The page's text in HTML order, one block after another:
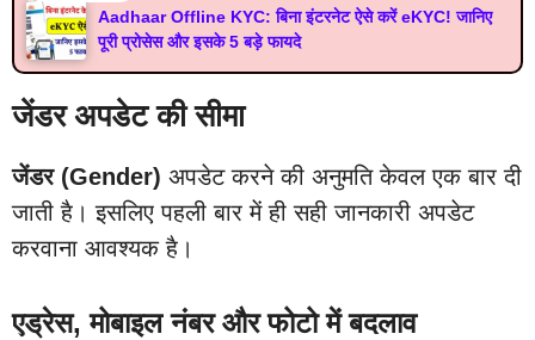
Aadhaar Offline KYC: बिना इंटरनेट ऐसे करें eKYC! जानिए
पूरी प्रोसेस और इसके 5 बड़े फायदे
जेंडर अपडेट की सीमा
जेंडर (Gender) अपडेट करने की अनुमति केवल एक बार दी
जाती है। इसलिए पहली बार में ही सही जानकारी अपडेट
करवाना आवश्यक है।
एड्रेस, मोबाइल नंबर और फोटो में बदलाव